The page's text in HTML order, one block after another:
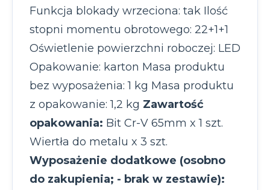
Funkcja blokady wrzeciona: tak Ilość
stopni momentu obrotowego: 22+1+1
Oświetlenie powierzchni roboczej: LED
Opakowanie: karton Masa produktu
bez wyposażenia: 1 kg Masa produktu
z opakowanie: 1,2 kg Zawartość
opakowania: Bit Cr-V 65mm x 1 szt.
Wiertła do metalu x 3 szt.
Wyposażenie dodatkowe (osobno
do zakupienia; - brak w zestawie):